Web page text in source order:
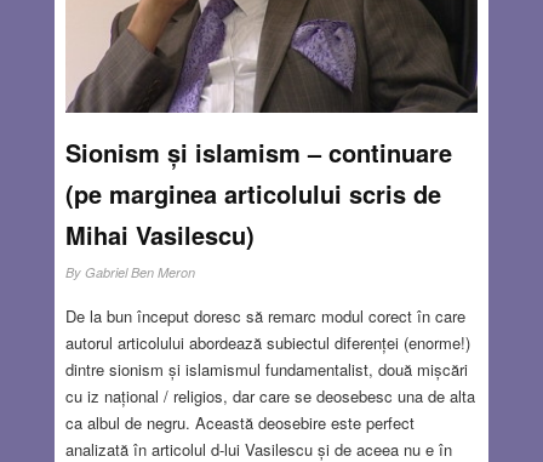
vedem dacă în lumea dominată de antisemitism și
atitudine anti-israeliană există și înțelegere, compasiune
sau chiar prietenie față de Israel, care e nevoit să ducă
actualul război de supraviețuire.
Read more…
MAR 28, 2024 56 COMMENTS
Sionism și islamism – continuare
(pe marginea articolului scris de
Mihai Vasilescu)
By Gabriel Ben Meron
De la bun început doresc să remarc modul corect în care
autorul articolului abordează subiectul diferenței (enorme!)
dintre sionism și islamismul fundamentalist, două mișcări
cu iz național / religios, dar care se deosebesc una de alta
ca albul de negru. Această deosebire este perfect
analizată în articolul d-lui Vasilescu și de aceea nu e în